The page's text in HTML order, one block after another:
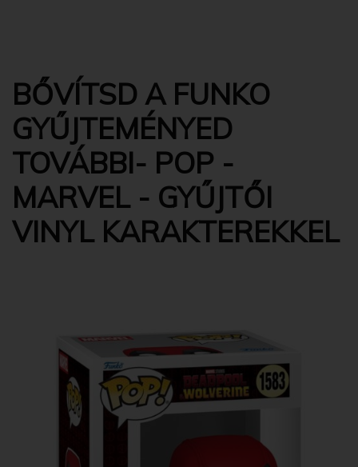
BŐVÍTSD A FUNKO
GYŰJTEMÉNYED
TOVÁBBI- POP -
MARVEL - GYŰJTŐI
VINYL KARAKTEREKKEL